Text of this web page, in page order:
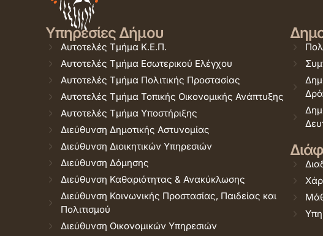
Υπηρεσίες Δήμου
Αυτοτελές Τμήμα Κ.Ε.Π.
Αυτοτελές Τμήμα Εσωτερικού Ελέγχου
Αυτοτελές Τμήμα Πολιτικής Προστασίας
Αυτοτελές Τμήμα Τοπικής Οικονομικής Ανάπτυξης
Αυτοτελές Τμήμα Υποστήριξης
Διεύθυνση Δημοτικής Αστυνομίας
Διεύθυνση Διοικητικών Υπηρεσιών
Διεύθυνση Δόμησης
Διεύθυνση Καθαριότητας & Ανακύκλωσης
Διεύθυνση Κοινωνικής Προστασίας, Παιδείας και
Πολιτισμού
Διεύθυνση Οικονομικών Υπηρεσιών